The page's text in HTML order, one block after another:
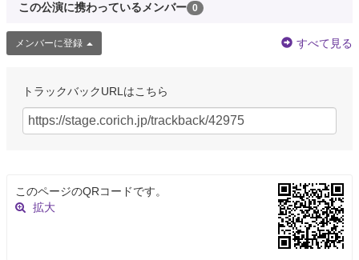
この公演に携わっているメンバー 0
メンバーに登録 すべて見る
トラックバックURLはこちら
このページのQRコードです。
拡大